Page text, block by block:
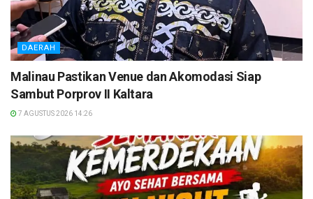
DAERAH
Malinau Pastikan Venue dan Akomodasi Siap
Sambut Porprov II Kaltara
7 AGUSTUS 2026 14:26